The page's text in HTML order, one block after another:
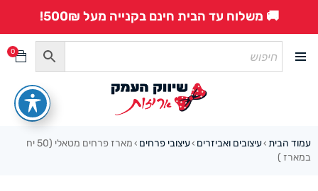
🚚 משלוח עד הבית חינם בקנייה מעל 500₪!
0
עמוד הבית ›עיצובים ואביזרים ›עיצובי פרחים ›
מארז פרחים מטאלי (50 יח
במארז )